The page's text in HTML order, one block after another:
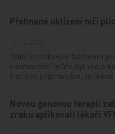
Přehnané uklízení ničí
Dalším rizikovým faktorem
onemocnění může být vedle
čisticím přípravkům, zejména
Novou genovou terapii
zraku aplikovali lékaři